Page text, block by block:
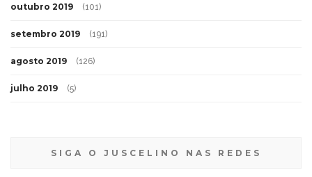
outubro 2019 (101)
setembro 2019 (191)
agosto 2019 (126)
julho 2019 (5)
SIGA O JUSCELINO NAS REDES